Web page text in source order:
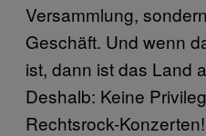
Versammlung,
Geschäft. Und wenn
ist, dann ist das Land
Deshalb: Keine
Rechtsrock-Konzerten!